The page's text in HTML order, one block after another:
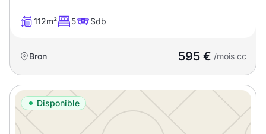
112m² 5 Sdb
Bron 595 € /mois cc
Disponible